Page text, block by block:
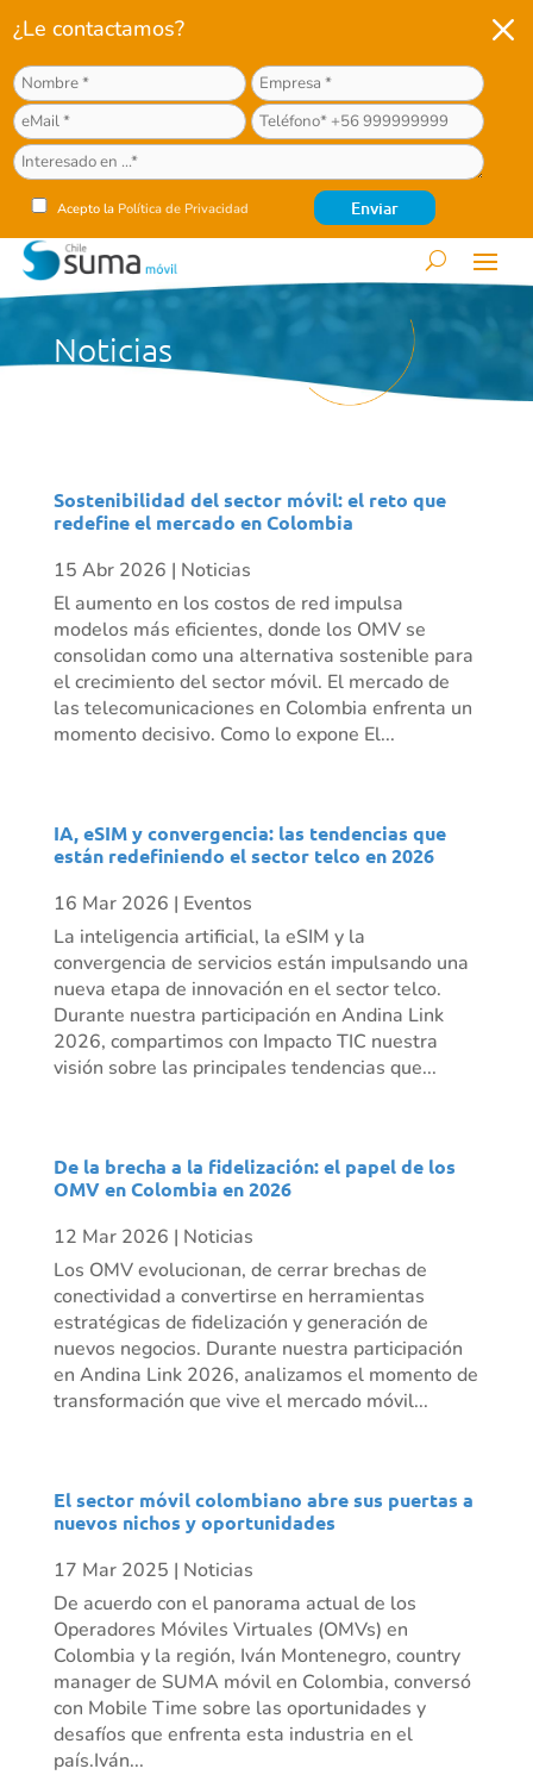
¿Le contactamos?
Acepto la Política de Privacidad
M
Noticias
Sostenibilidad del sector móvil: el reto que
redefine el mercado en Colombia
15 Abr 2026 | Noticias
El aumento en los costos de red impulsa
modelos más eficientes, donde los OMV se
consolidan como una alternativa sostenible para
el crecimiento del sector móvil. El mercado de
las telecomunicaciones en Colombia enfrenta un
momento decisivo. Como lo expone El...
IA, eSIM y convergencia: las tendencias que
están redefiniendo el sector telco en 2026
16 Mar 2026 | Eventos
La inteligencia artificial, la eSIM y la
convergencia de servicios están impulsando una
nueva etapa de innovación en el sector telco.
Durante nuestra participación en Andina Link
2026, compartimos con Impacto TIC nuestra
visión sobre las principales tendencias que...
De la brecha a la fidelización: el papel de los
OMV en Colombia en 2026
12 Mar 2026 | Noticias
Los OMV evolucionan, de cerrar brechas de
conectividad a convertirse en herramientas
estratégicas de fidelización y generación de
nuevos negocios. Durante nuestra participación
en Andina Link 2026, analizamos el momento de
transformación que vive el mercado móvil...
El sector móvil colombiano abre sus puertas a
nuevos nichos y oportunidades
17 Mar 2025 | Noticias
De acuerdo con el panorama actual de los
Operadores Móviles Virtuales (OMVs) en
Colombia y la región, Iván Montenegro, country
manager de SUMA móvil en Colombia, conversó
con Mobile Time sobre las oportunidades y
desafíos que enfrenta esta industria en el
país.Iván...